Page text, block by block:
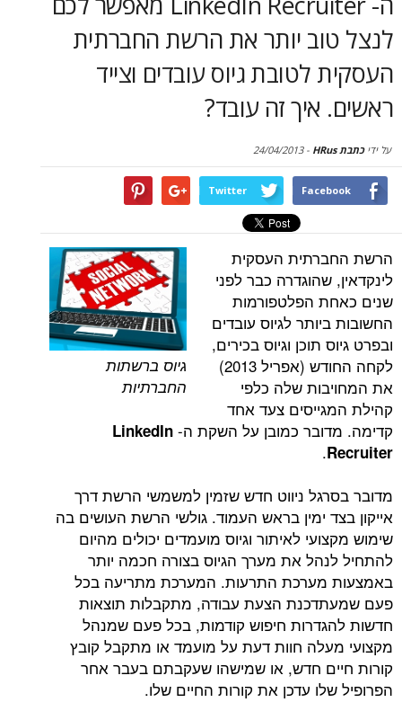
יותר את הרשת החברתית
גיוס עובדים וצייד
זה עובד?
-
24/04/2013
Twitter
גיוס ברשתות
החברתיות
העסקית
כבר לפני
הפלטפורמות
לגיוס עובדים
תוכן וגיוס בכירים,
לקחה החודש (אפריל 2013)
שלה כלפי
צעד אחד
כמובן על השקת ה-LinkedIn
ניווט חדש שזמין למשמשי הרשת דרך
ימין בראש העמוד. גולשי הרשת העושים בה
לאיתור וגיוס מועמדים יכולים מהיום
את מערך הגיוס בצורה חכמה יותר
התרעות. המערכת מתריעה בכל
הצעת עבודה, מתקבלות תוצאות
חיפוש קודמות, בכל פעם שמנהל
חוות דעת על מועמד או מתקבל קובץ
חדש, או שמישהו שעקבתם בעבר אחר
עדכן את קורות החיים שלו.